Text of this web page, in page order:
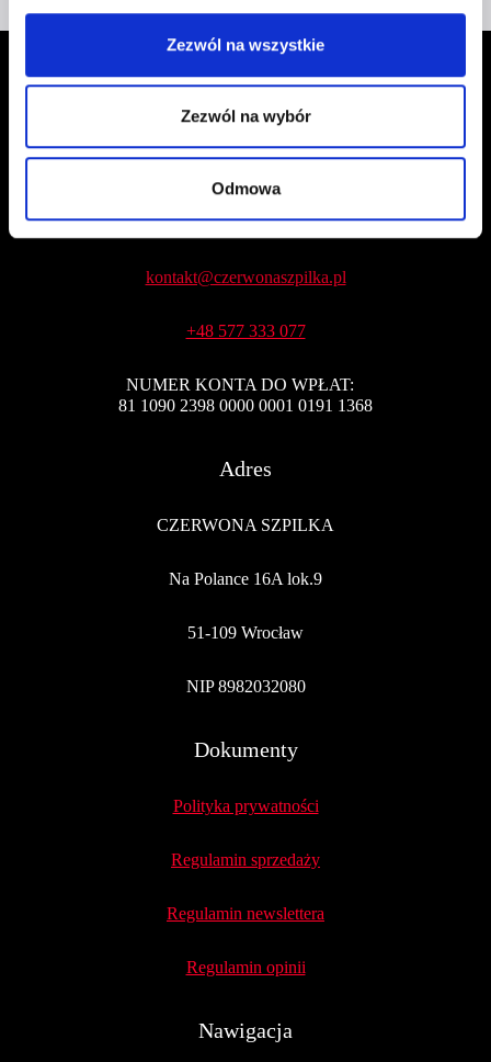
Zezwól na wszystkie
Zezwól na wybór
Odmowa
Kontakt
kontakt@czerwonaszpilka.pl
+48 577 333 077
NUMER KONTA DO WPŁAT:
81 1090 2398 0000 0001 0191 1368
Adres
CZERWONA SZPILKA
Na Polance 16A lok.9
51-109 Wrocław
NIP 8982032080
Dokumenty
Polityka prywatności
Regulamin sprzedaży
Regulamin newslettera
Regulamin opinii
Nawigacja